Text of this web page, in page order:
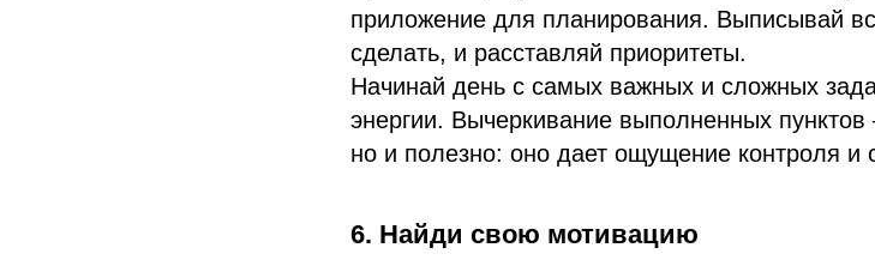
приложение для планирования. Выписывай
сделать, и расставляй приоритеты.
Начинай день с самых важных и сложных
энергии. Вычеркивание выполненных
но и полезно: оно дает ощущение контроля и
6. Найди свою мотивацию